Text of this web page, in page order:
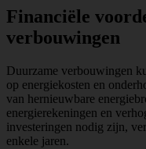
Financiële
verbouwingen
Duurzame verbouwingen
op energiekosten en
van hernieuwbare
energierekeningen en
investeringen nodig zijn,
enkele jaren.